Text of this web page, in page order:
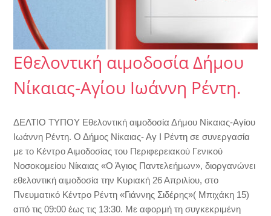
Εθελοντική αιμοδοσία Δήμου
Νίκαιας-Αγίου Ιωάννη Ρέντη.
ΔΕΛΤΙΟ ΤΥΠΟΥ Εθελοντική αιμοδοσία Δήμου Νίκαιας-Αγίου
Ιωάννη Ρέντη. Ο Δήμος Νίκαιας- Αγ Ι Ρέντη σε συνεργασία
με το Κέντρο Αιμοδοσίας του Περιφερειακού Γενικού
Νοσοκομείου Νίκαιας «Ο Άγιος Παντελεήμων», διοργανώνει
εθελοντική αιμοδοσία την Κυριακή 26 Απριλίου, στο
Πνευματικό Κέντρο Ρέντη «Γιάννης Σιδέρης»( Μπιχάκη 15)
από τις 09:00 έως τις 13:30. Με αφορμή τη συγκεκριμένη